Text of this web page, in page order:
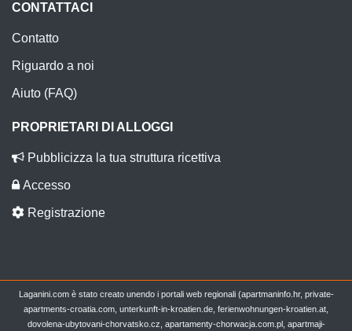
CONTATTACI
Contatto
Riguardo a noi
Aiuto (FAQ)
PROPRIETARI DI ALLOGGI
Pubblicizza la tua struttura ricettiva
Accesso
Registrazione
Laganini.com è stato creato unendo i portali web regionali (apartmaninfo.hr, private-
apartments-croatia.com, unterkunft-in-kroatien.de, ferienwohnungen-kroatien.at,
dovolena-ubytovani-chorvatsko.cz, apartamenty-chorwacja.com.pl, apartmaji-